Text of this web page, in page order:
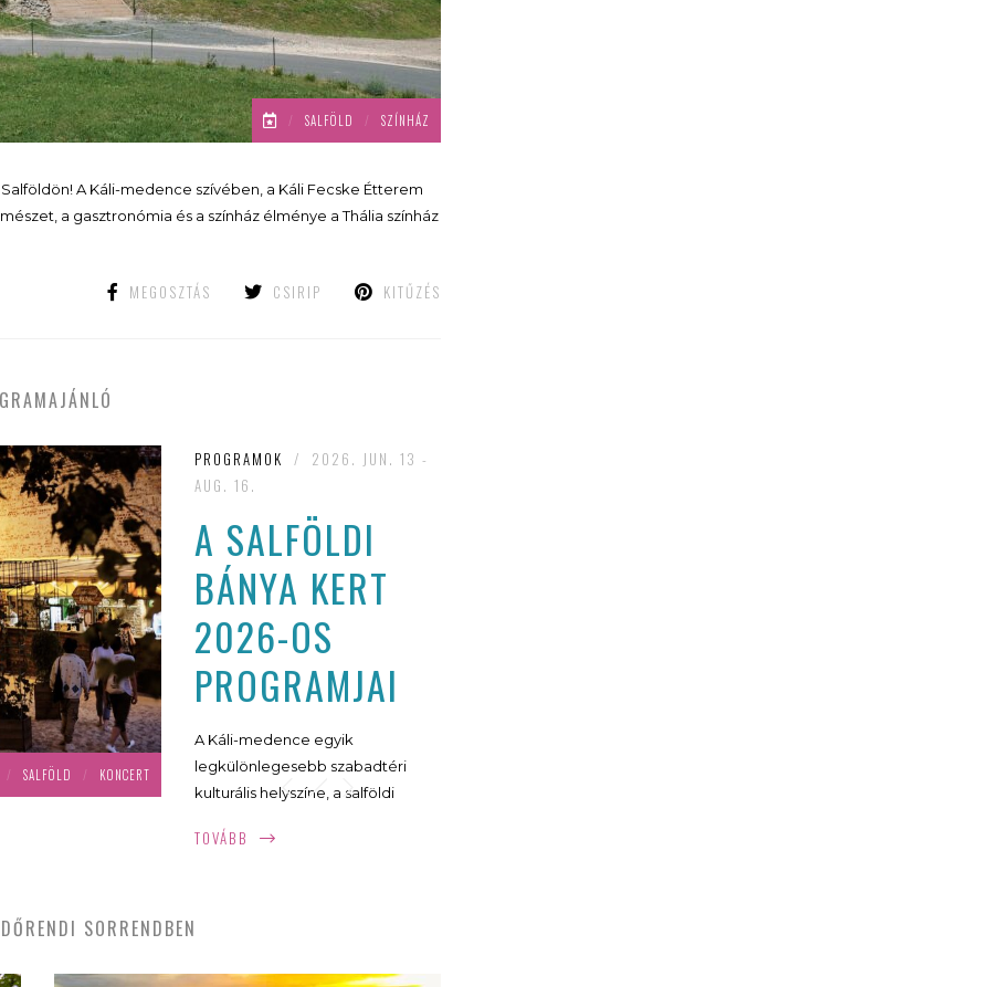
/ SALFÖLD / SZÍNHÁZ
A Káli-medence szívében, a Káli Fecske Étterem
a gasztronómia és a színház élménye a Thália színház
KITŰZÉS
CSIRIP
MEGOSZTÁS
/ SALFÖLD / KONCERT
PROGRAMOK /
2026. JUN. 13 -
AUG. 16.
A SALFÖLDI
BÁNYA KERT
2026-OS
PROGRAMJAI
A Káli-medence egyik
legkülönlegesebb szabadtéri
kulturális helyszíne, a salföldi
nyári programkínálattal készül. Az
programokkal, workshopokkal és
TOVÁBB
SORRENDBEN